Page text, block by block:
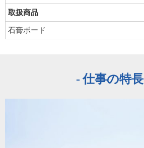
取扱商品
石膏ボード
仕事の特長